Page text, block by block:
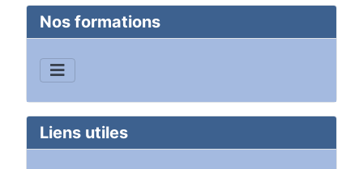
Nos formations
Liens utiles